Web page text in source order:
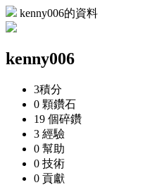
kenny006的資料
kenny006
3積分
0 顆鑽石
19 個碎鑽
3 經驗
0 幫助
0 技術
0 貢獻